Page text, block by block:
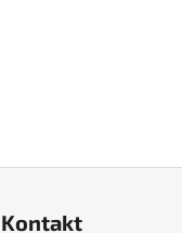
Kontakt